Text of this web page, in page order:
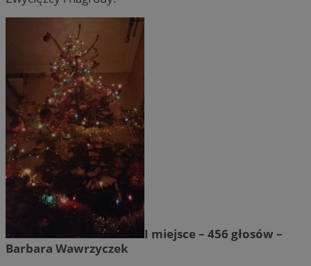
I miejsce – 456 głosów –
Barbara Wawrzyczek